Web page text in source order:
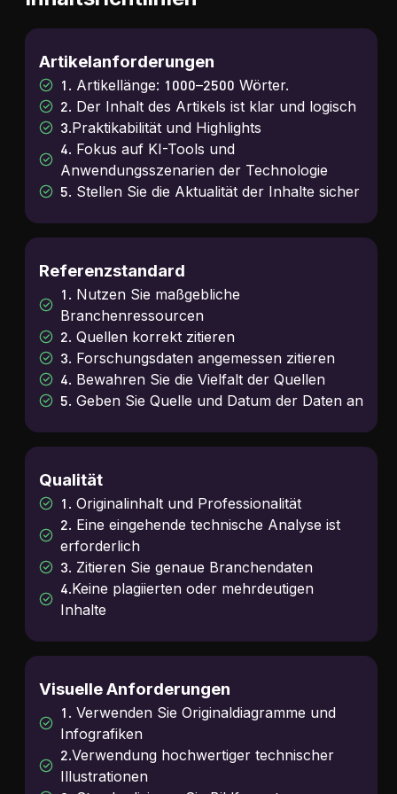
Artikelanforderungen
1. Artikellänge: 1000–2500 Wörter.
2. Der Inhalt des Artikels ist klar und logisch
3.Praktikabilität und Highlights
4. Fokus auf KI-Tools und
Anwendungsszenarien der Technologie
5. Stellen Sie die Aktualität der Inhalte sicher
Referenzstandard
1. Nutzen Sie maßgebliche
Branchenressourcen
2. Quellen korrekt zitieren
3. Forschungsdaten angemessen zitieren
4. Bewahren Sie die Vielfalt der Quellen
5. Geben Sie Quelle und Datum der Daten an
Qualität
1. Originalinhalt und Professionalität
2. Eine eingehende technische Analyse ist
erforderlich
3. Zitieren Sie genaue Branchendaten
4.Keine plagiierten oder mehrdeutigen
Inhalte
Visuelle Anforderungen
1. Verwenden Sie Originaldiagramme und
Infografiken
2.Verwendung hochwertiger technischer
Illustrationen